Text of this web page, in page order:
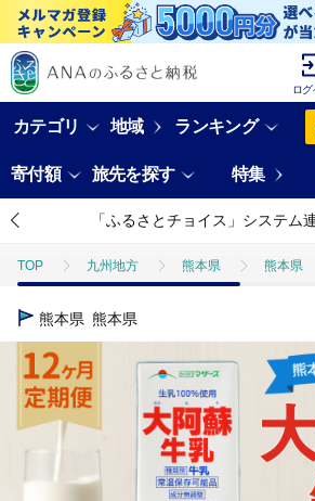
ログ
カテゴリ 地域 ランキング
寄付額 旅先を探す 特集
「ふるさとチョイス」システム
TOP 九州地方 熊本県 熊本県
TOP
TOP 卵・乳製品 【12ヶ月定期便】
TOP 卵・乳製品 牛乳 【12ヶ
熊本県 熊本県